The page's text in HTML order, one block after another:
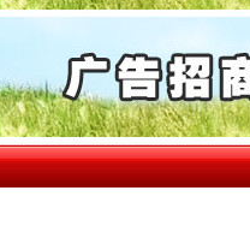
中方对6家美国实体采取反制措..
中国发起首例对外贸易国家安全..
官方通报西安赛格商场坠亡事件
从“无产可执”到“全额执行”
最高检抗诉的疑难复杂刑事案件